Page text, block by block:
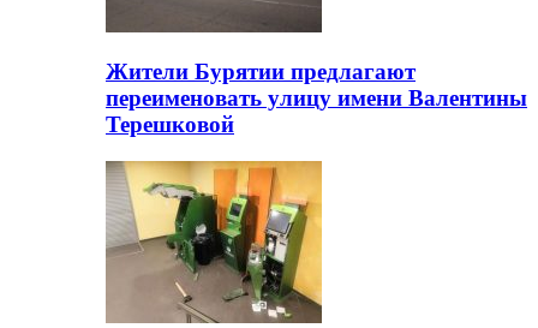
Жители Бурятии предлагают
переименовать улицу имени Валентины
Терешковой